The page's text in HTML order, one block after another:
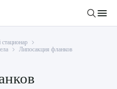
кабинет
Липосакция фланков